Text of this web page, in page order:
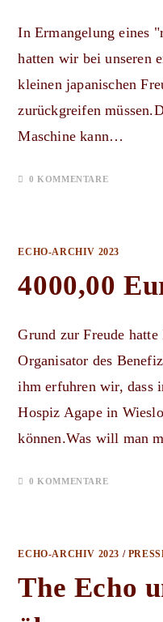
In Ermangelung eines
hatten wir bei unseren
kleinen japanischen
zurückgreifen
Maschine kann…
0 KOMMENTARE
ECHO-ARCHIV 2023
4000,00
Grund zur Freude
Organisator des
ihm erfuhren wir, dass
Hospiz Agape in
können.Was will man
0 KOMMENTARE
ECHO-ARCHIV 2023 /
The Echo